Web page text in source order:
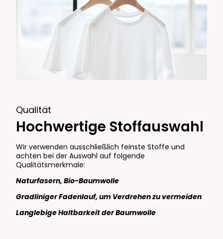
Qualität
Hochwertige Stoffauswahl
Wir verwenden ausschließlich feinste Stoffe und
achten bei der Auswahl auf folgende
Qualitätsmerkmale:
Naturfasern, Bio-Baumwolle
Gradliniger Fadenlauf, um Verdrehen zu vermeiden
Langlebige Haltbarkeit der Baumwolle